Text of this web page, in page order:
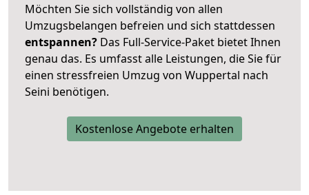
Möchten Sie sich vollständig von allen
Umzugsbelangen befreien und sich stattdessen
entspannen? Das Full-Service-Paket bietet Ihnen
genau das. Es umfasst alle Leistungen, die Sie für
einen stressfreien Umzug von Wuppertal nach
Seini benötigen.
Kostenlose Angebote erhalten